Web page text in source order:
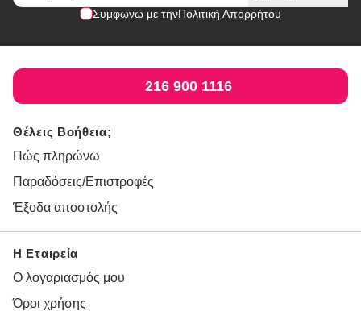
Συμφωνώ με τηνΠολιτική Απορρήτου
216 900 1116
Θέλεις Βοήθεια;
Πώς πληρώνω
Παραδόσεις/Επιστροφές
Έξοδα αποστολής
Η Εταιρεία
Ο λογαριασμός μου
Όροι χρήσης